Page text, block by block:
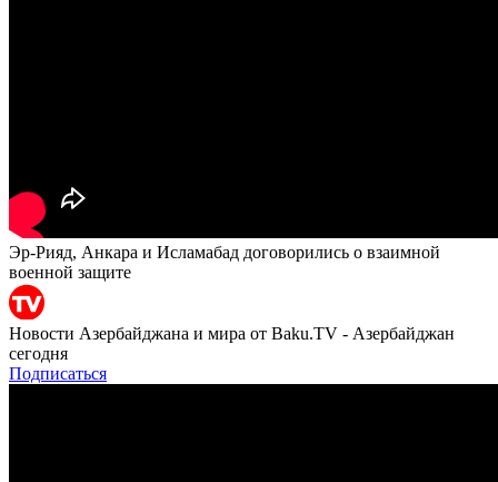
Эр-Рияд, Анкара и Исламабад договорились о взаимной
военной защите
Новости Азербайджана и мира от Baku.TV - Азербайджан
сегодня
Подписаться